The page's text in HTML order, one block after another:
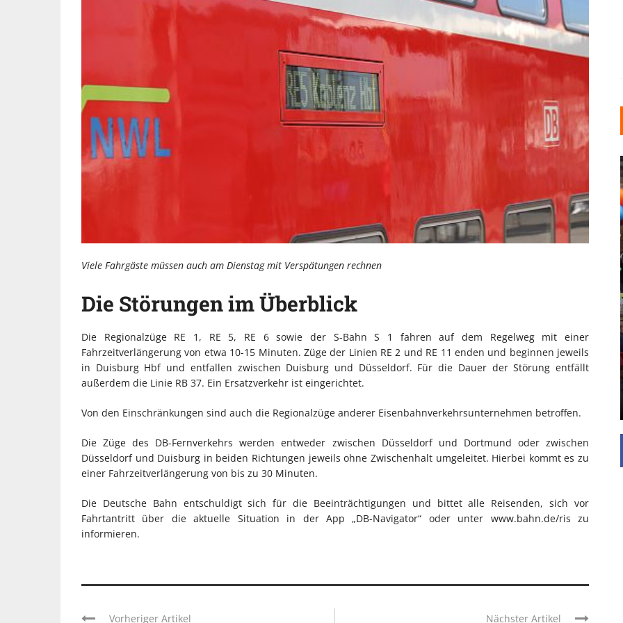
Viele Fahrgäste müssen auch am Dienstag mit Verspätungen rechnen
Die Störungen im Überblick
Die Regionalzüge RE 1, RE 5, RE 6 sowie der S-Bahn S 1 fahren auf dem Regelweg mit einer
Fahrzeitverlängerung von etwa 10-15 Minuten. Züge der Linien RE 2 und RE 11 enden und beginnen jeweils
in Duisburg Hbf und entfallen zwischen Duisburg und Düsseldorf. Für die Dauer der Störung entfällt
außerdem die Linie RB 37. Ein Ersatzverkehr ist eingerichtet.
Von den Einschränkungen sind auch die Regionalzüge anderer Eisenbahnverkehrsunternehmen betroffen.
Die Züge des DB-Fernverkehrs werden entweder zwischen Düsseldorf und Dortmund oder zwischen
Düsseldorf und Duisburg in beiden Richtungen jeweils ohne Zwischenhalt umgeleitet. Hierbei kommt es zu
einer Fahrzeitverlängerung von bis zu 30 Minuten.
Die Deutsche Bahn entschuldigt sich für die Beeinträchtigungen und bittet alle Reisenden, sich vor
Fahrtantritt über die aktuelle Situation in der App „DB-Navigator“ oder unter www.bahn.de/ris zu
informieren.
Vorheriger Artikel Nächster Artikel
Die Inspiration des industriellen Chics sind die
Werkshallen des Industriezeitalters. Die Basis für
diesen Stil sind große Räume, schlicht gehalten